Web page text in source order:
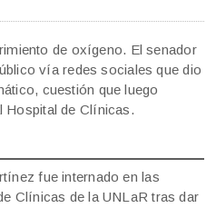
de oxígeno. El senador
vía redes sociales que dio
cuestión que luego
Hospital de Clínicas.
fue internado en las
Clínicas de la UNLaR tras dar